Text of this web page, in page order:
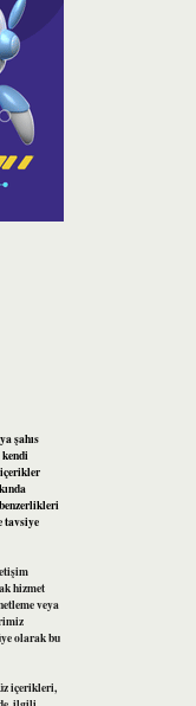
şahıs
kendi
içerikler
tavsiye
hizmet
veya
olarak bu
içerikleri,